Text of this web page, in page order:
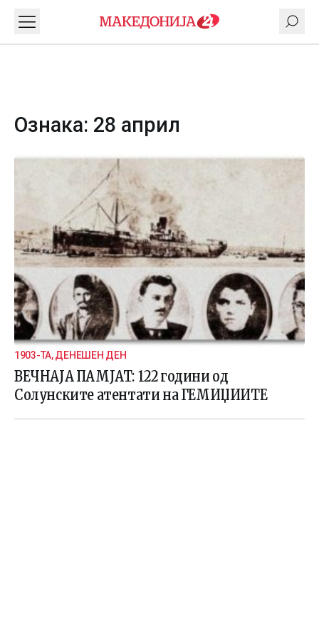
Ознака: 28 април
1903-ТА, ДЕНЕШЕН ДЕН
ВЕЧНАЈА ПАМЈАТ: 122 години од
Солунските атентати на ГЕМИЏИИТЕ